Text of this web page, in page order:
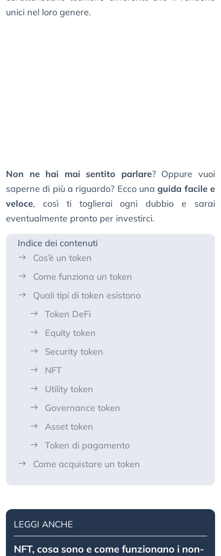
unici nel loro genere.
Non ne hai mai sentito parlare? Oppure vuoi
saperne di più a riguardo? Ecco unaguida facile e
veloce, così ti toglierai ogni dubbio e sarai
eventualmente pronto per investirci.
Indice dei contenuti
Cos’è un token
Come funziona un token
Quali tipi di token esistono
Token DeFi
Equity token
Security token
NFT
Utility token
Governance token
Asset token
Token di pagamento
Come acquistare un token
LEGGI ANCHE
NFT, cosa sono e come funzionano i non-